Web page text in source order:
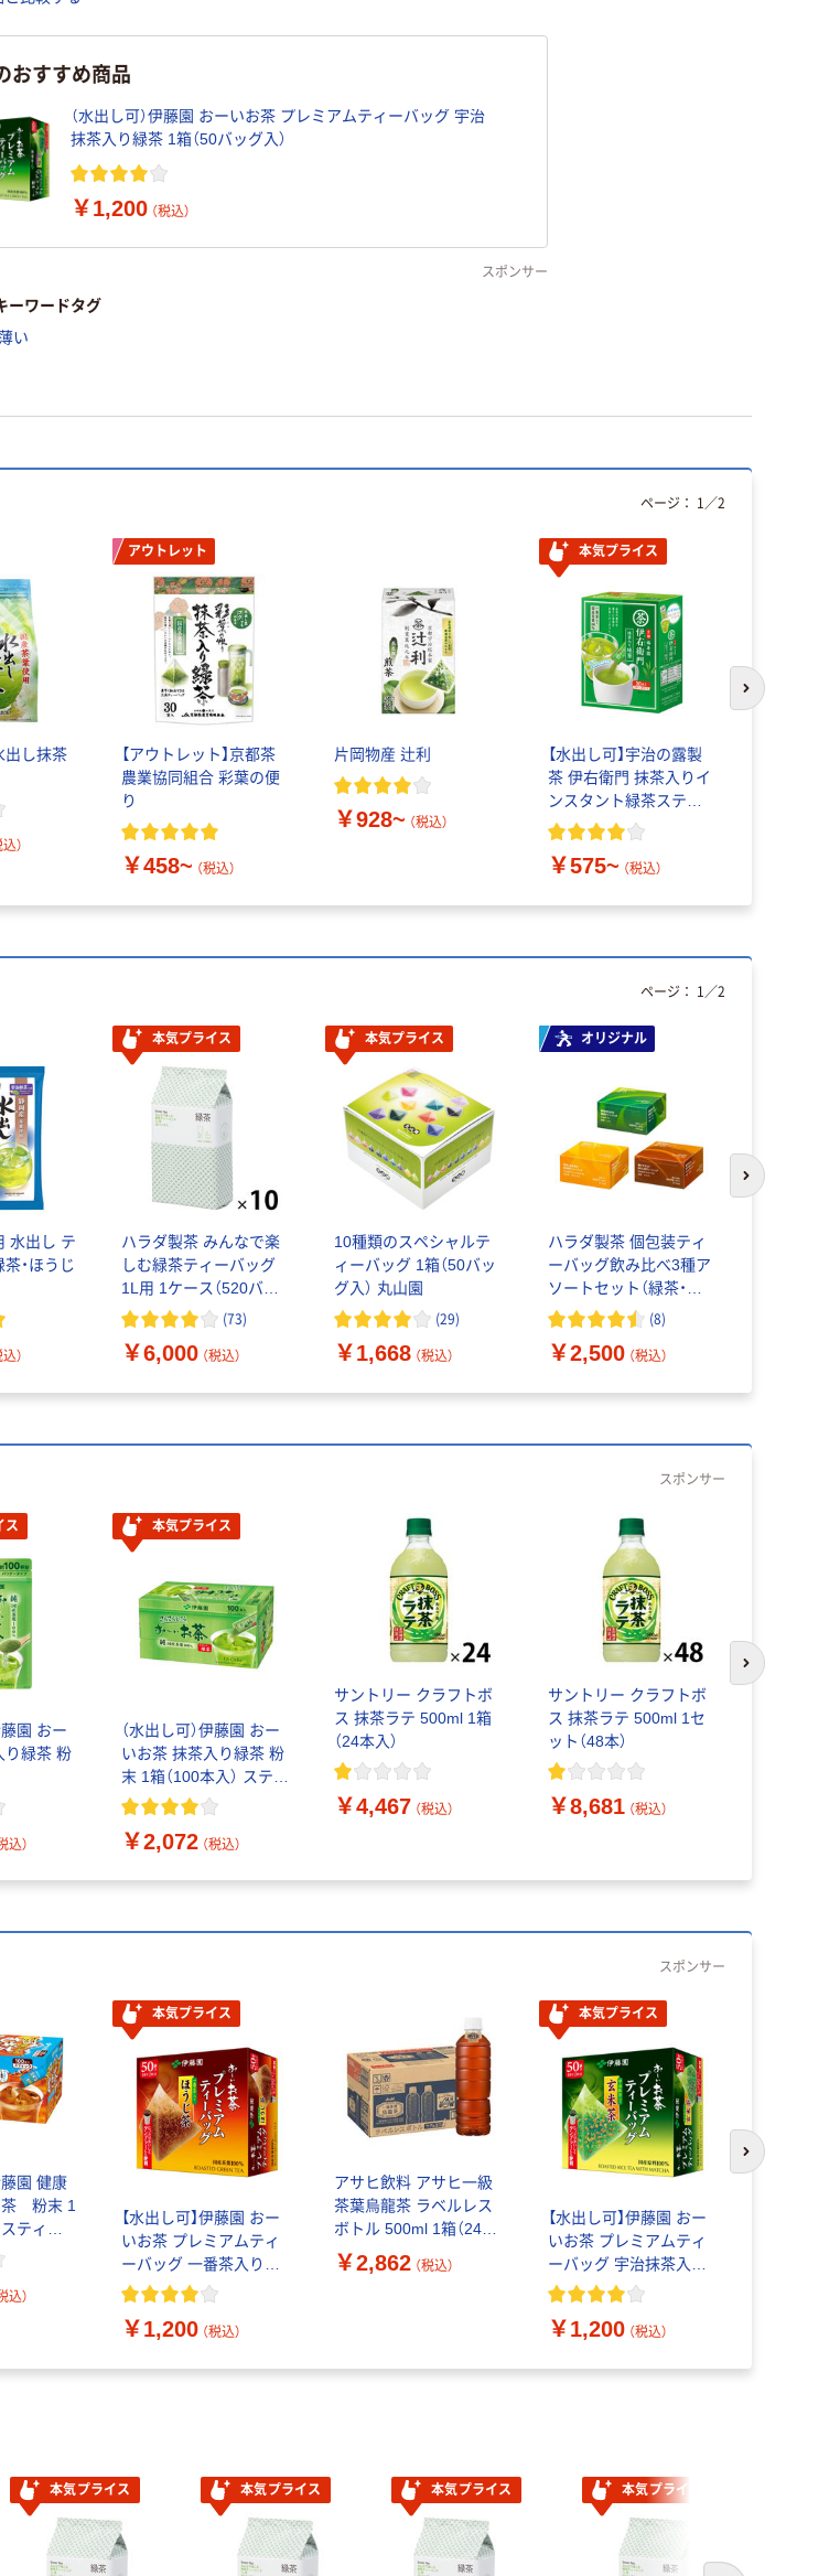
おすすめ商品
（水出し可）伊藤園 おーいお茶 プレミアムティーバッグ 宇治
抹茶入り緑茶 1箱（50バッグ入）
￥1,200 （税込）
スポンサー
ーワードタグ
い
出し抹茶
込）
アウトレット
【アウトレット】京都茶
農業協同組合 彩葉の便
り
￥458~ （税込）
片岡物産 辻利
￥928~ （税込）
本気プライス
【水出し可】宇治の露製
茶 伊右衛門 抹茶入りイ
ンスタント緑茶スティ
ック
￥575~ （税込）
ページ： 1／2
次のスライド
水出し テ
・ほうじ
込）
本気プライス
ハラダ製茶 みんなで楽
しむ緑茶ティーバッグ
1L用 1ケース（520バッ
グ：52バッグ入×10袋）
(73)
￥6,000 （税込）
本気プライス
10種類のスペシャルテ
ィーバッグ 1箱（50バッ
グ入） 丸山園
(29)
￥1,668 （税込）
オリジナル
ハラダ製茶 個包装ティ
ーバッグ飲み比べ3種ア
ソートセット（緑茶・玄
米茶・ほうじ茶）50バッ
(8)
￥2,500 （税込）
ページ： 1 ／2
次のスライド
スポンサー
ス
藤園 おー
り緑茶 粉
込）
本気プライス
（水出し可）伊藤園 おー
いお茶 抹茶入り緑茶 粉
末 1箱（100本入） スティ
ックタイプ 大容量
￥2,072 （税込）
サントリー クラフトボ
ス 抹茶ラテ 500ml 1箱
（24本入）
￥4,467 （税込）
サントリー クラフトボ
ス 抹茶ラテ 500ml 1セ
ット（48本）
￥8,681 （税込）
次のスライド
スポンサー
藤園 健康
茶 粉末 1
ティッ
込）
本気プライス
【水出し可】伊藤園 おー
いお茶 プレミアムティ
ーバッグ 一番茶入りほ
うじ茶 1箱（50バッグ
￥1,200 （税込）
アサヒ飲料 アサヒ一級
茶葉烏龍茶 ラベルレス
ボトル 500ml 1箱（24本
入）
￥2,862 （税込）
本気プライス
【水出し可】伊藤園 おー
いお茶 プレミアムティ
ーバッグ 宇治抹茶入り
玄米茶 1箱（50バッグ
￥1,200 （税込）
次のスライド
本気プライス 本気プライス 本気プライス 本気プライス